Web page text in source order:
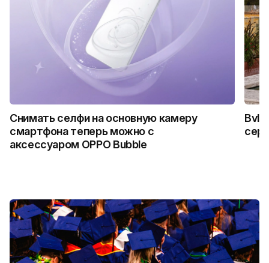
Снимать селфи на основную камеру
смартфона теперь можно с
аксессуаром OPPO Bubble